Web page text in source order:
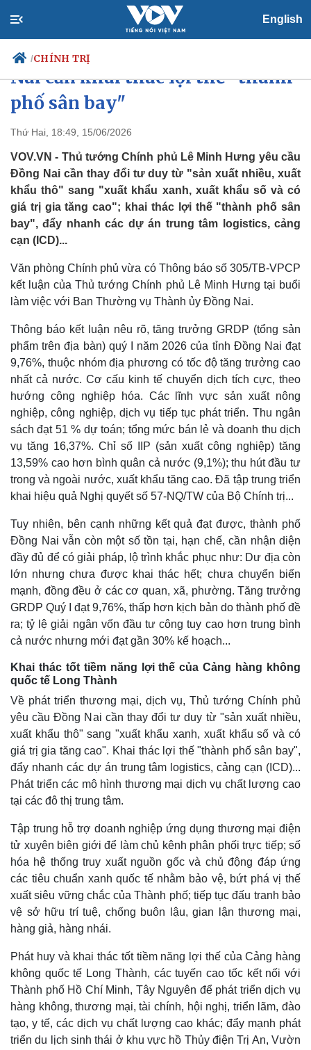
English
/CHÍNH TRỊ
Chính trị
Tổ chức nhân sự
Quốc hội
Nhận diện sự thật
Tin 24h
Dự báo thời tiết
Giáo dục
Dấu ấn VOV
Việc làm
Biển đảo
Thế giới
Quan sát
Cuộc sống đó đây
Hồ sơ
Multimedia
Video
E-Magazine
Infographic
Thủ tướng Lê Minh Hưng: Đồng
Nai cần khai thác lợi thế "thành
phố sân bay"
Thứ Hai, 18:49, 15/06/2026
VOV.VN - Thủ tướng Chính phủ Lê Minh Hưng yêu cầu
Đồng Nai cần thay đổi tư duy từ "sản xuất nhiều, xuất
khẩu thô" sang "xuất khẩu xanh, xuất khẩu số và có
giá trị gia tăng cao"; khai thác lợi thế "thành phố sân
bay", đẩy nhanh các dự án trung tâm logistics, cảng
cạn (ICD)...
Văn phòng Chính phủ vừa có Thông báo số 305/TB-VPCP
kết luận của Thủ tướng Chính phủ Lê Minh Hưng tại buổi
làm việc với Ban Thường vụ Thành ủy Đồng Nai.
Thông báo kết luận nêu rõ, tăng trưởng GRDP (tổng sản
phẩm trên địa bàn) quý I năm 2026 của tỉnh Đồng Nai đạt
9,76%, thuộc nhóm địa phương có tốc độ tăng trưởng cao
nhất cả nước. Cơ cấu kinh tế chuyển dịch tích cực, theo
hướng công nghiệp hóa. Các lĩnh vực sản xuất nông
nghiệp, công nghiệp, dịch vụ tiếp tục phát triển. Thu ngân
sách đạt 51 % dự toán; tổng mức bán lẻ và doanh thu dịch
vụ tăng 16,37%. Chỉ số IIP (sản xuất công nghiệp) tăng
13,59% cao hơn bình quân cả nước (9,1%); thu hút đầu tư
trong và ngoài nước, xuất khẩu tăng cao. Đã tập trung triển
khai hiệu quả Nghị quyết số 57-NQ/TW của Bộ Chính trị...
Tuy nhiên, bên cạnh những kết quả đạt được, thành phố
Đồng Nai vẫn còn một số tồn tại, hạn chế, cần nhận diện
đầy đủ để có giải pháp, lộ trình khắc phục như: Dư địa còn
lớn nhưng chưa được khai thác hết; chưa chuyển biến
mạnh, đồng đều ở các cơ quan, xã, phường. Tăng trưởng
GRDP Quý I đạt 9,76%, thấp hơn kịch bản do thành phố đề
ra; tỷ lệ giải ngân vốn đầu tư công tuy cao hơn trung bình
cả nước nhưng mới đạt gần 30% kế hoạch...
Khai thác tốt tiềm năng lợi thế của Cảng hàng không
quốc tế Long Thành
Về phát triển thương mại, dịch vụ, Thủ tướng Chính phủ
yêu cầu Đồng Nai cần thay đổi tư duy từ "sản xuất nhiều,
xuất khẩu thô" sang "xuất khẩu xanh, xuất khẩu số và có
giá trị gia tăng cao". Khai thác lợi thế "thành phố sân bay",
đẩy nhanh các dự án trung tâm logistics, cảng cạn (ICD)...
Phát triển các mô hình thương mại dịch vụ chất lượng cao
tại các đô thị trung tâm.
Tập trung hỗ trợ doanh nghiệp ứng dụng thương mại điện
tử xuyên biên giới để làm chủ kênh phân phối trực tiếp; số
hóa hệ thống truy xuất nguồn gốc và chủ động đáp ứng
các tiêu chuẩn xanh quốc tế nhằm bảo vệ, bứt phá vị thế
xuất siêu vững chắc của Thành phố; tiếp tục đấu tranh bảo
vệ sở hữu trí tuệ, chống buôn lậu, gian lận thương mại,
hàng giả, hàng nhái.
Phát huy và khai thác tốt tiềm năng lợi thế của Cảng hàng
không quốc tế Long Thành, các tuyến cao tốc kết nối với
Thành phố Hồ Chí Minh, Tây Nguyên để phát triển dịch vụ
hàng không, thương mại, tài chính, hội nghị, triển lãm, đào
tạo, y tế, các dịch vụ chất lượng cao khác; đẩy mạnh phát
triển du lịch sinh thái ở khu vực hồ Thủy điện Trị An, Vườn